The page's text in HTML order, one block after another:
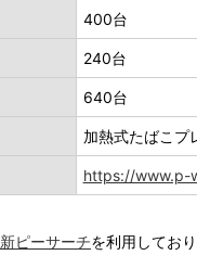
400台
240台
640台
加熱式たばこ
https://www.p-
新ピーサーチを利用してお